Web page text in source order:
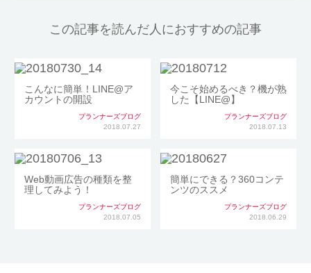
この記事を読んだ人におすすめの記事
こんなに簡単！LINE@ア
カウントの開設
プランナーズブログ
2018.07.27
今こそ始めるべき？機が熟
した【LINE@】
プランナーズブログ
2018.07.13
Web動画広告の種類を整
理してみよう！
プランナーズブログ
2018.07.05
簡単にできる？360コンテ
ンツのススメ
プランナーズブログ
2018.06.29